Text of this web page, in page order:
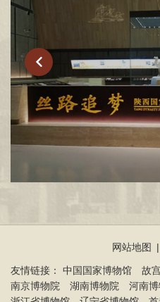
网站地图 |
友情链接： 中国国家博物馆 故
南京博物院
湖南博物院 河南